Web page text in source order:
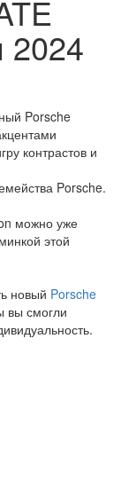
Porsche
контрастов и
Porsche.
можно уже
этой
новый Porsche
вы смогли